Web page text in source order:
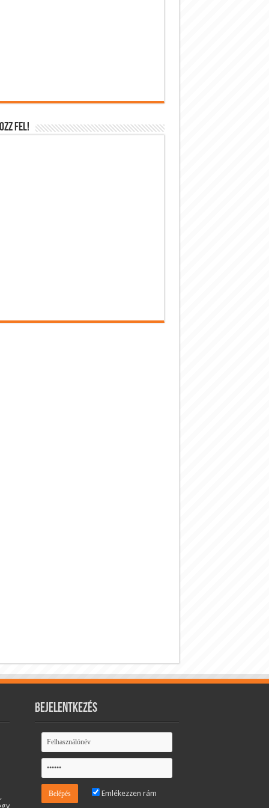
FEL!
Bejelentkezés
Emlékezzen rám